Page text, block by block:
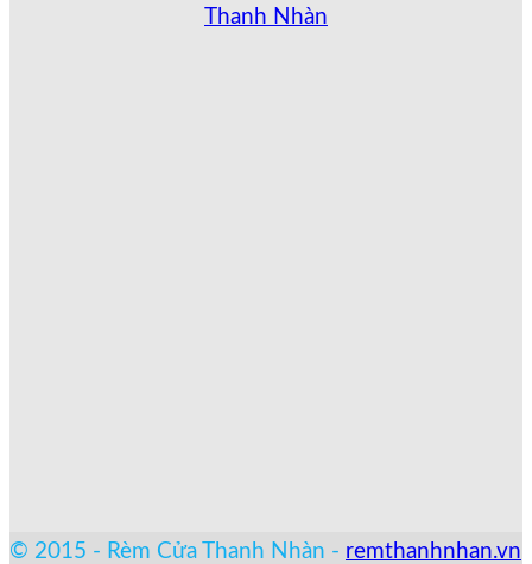
© 2015 - Rèm Cửa Thanh Nhàn - remthanhnhan.vn